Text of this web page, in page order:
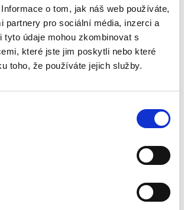
o tom, jak náš web používáte,
partnery pro sociální média, inzerci a
tyto údaje mohou zkombinovat s
které jste jim poskytli nebo které
toho, že používáte jejich služby.
oddělení FN Plzeň
Jindřich Fínek
09,35-10,00
Michal: Vzhled